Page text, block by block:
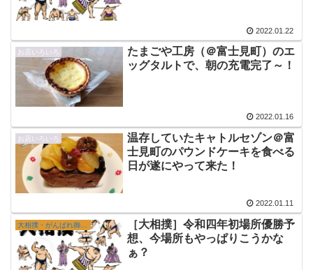
2022.01.22
お店いろいろ
たまごや工房（＠富士見町）のエ
ッグタルトで、朝の充電完了～！
2022.01.16
お店いろいろ
温存していたキャトルセゾン＠富
士見町のパウンドケーキを食べる
日が遂にやって来た！
2022.01.11
［大相撲］令和四年初場所優勝予
想、今場所もやっぱりこうかな
ぁ？